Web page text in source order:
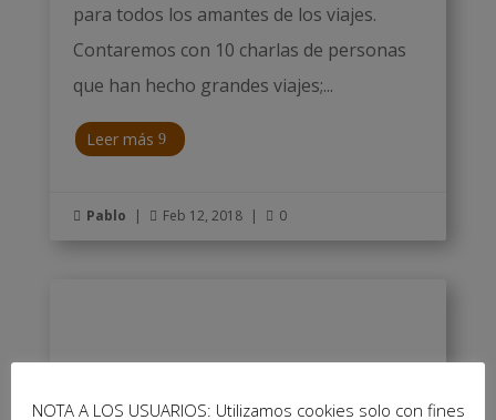
para todos los amantes de los viajes.
Contaremos con 10 charlas de personas
que han hecho grandes viajes;...
Leer más
 Pablo |  Feb 12, 2018 |  0
Descubre los oradores de las Jornadas
NOTA A LOS USUARIOS: Utilizamos cookies solo con fines